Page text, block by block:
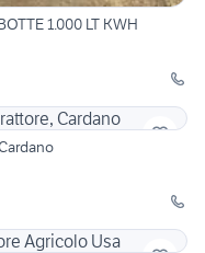
1.000 LT KWH